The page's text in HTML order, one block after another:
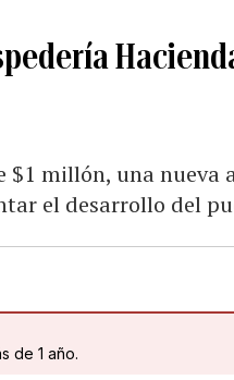
$1 millón, una
el desarrollo del
de 1 año.